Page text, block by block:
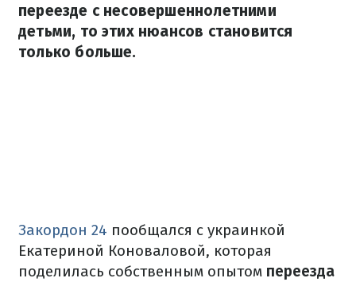
переезде с несовершеннолетними
детьми, то этих нюансов становится
только больше.
Закордон 24 пообщался с украинкой
Екатериной Коноваловой, которая
поделилась собственным опытом переезда